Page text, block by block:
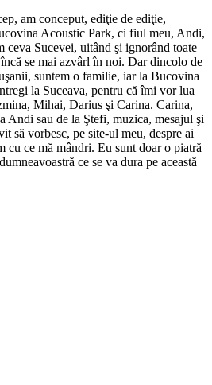
am conceput, ediţie de ediţie,
Acoustic Park, ci fiul meu, Andi,
ceva Sucevei, uitând şi ignorând toate
se mai azvârl în noi. Dar dincolo de
suntem o familie, iar la Bucovina
la Suceava, pentru că îmi vor lua
Mihai, Darius şi Carina. Carina,
Andi sau de la Ştefi, muzica, mesajul şi
să vorbesc, pe site-ul meu, despre ai
cu ce mă mândri. Eu sunt doar o piatră
ce se va dura pe această